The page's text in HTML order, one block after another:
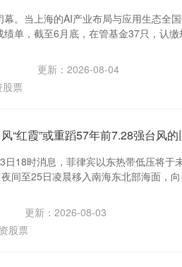
。当上海的AI产业布局与应用生态全
单，截至6月底，在管基金37只，认缴
更新：2026-08-04
股票
“红霞”或重蹈57年前7.28强台风的
日18时消息，菲律宾以东热带低压将于
间至25日凌晨移入南海东北部海面，
更新：2026-08-03
股票